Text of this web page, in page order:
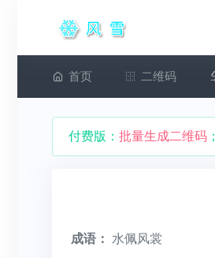
首页 二维码
付费版： 批量生成二维码；
成语： 水佩风裳